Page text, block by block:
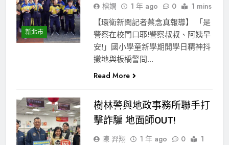
新北市
榕嫻 1 年 ago 0 1 mins
【環衛新聞記者蔡念真報導】 「是
警察在校門口耶!警察叔叔、阿姨早
安!」國小學童新學期開學日精神抖
擻地與板橋警問…
Read More
樹林警與地政事務所聯手打
擊詐騙 地面師OUT!
陳 羿翔 1 年 ago 0
1